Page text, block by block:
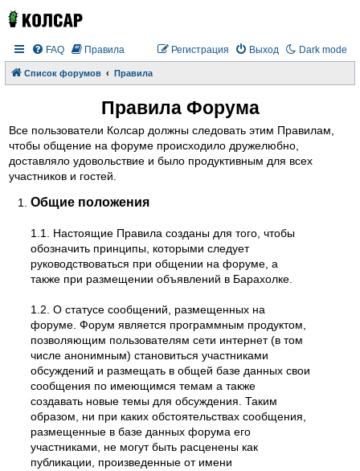
Dark mode
FAQ Правила Выход
Регистрация
Список форумов Правила
Правила Форума
Все пользователи Колсар должны следовать этим Правилам,
чтобы общение на форуме происходило дружелюбно,
доставляло удовольствие и было продуктивным для всех
участников и гостей.
Общие положения
1.1. Настоящие Правила созданы для того, чтобы
обозначить принципы, которыми следует
руководствоваться при общении на форуме, а
также при размещении объявлений в Барахолке.
1.2. О статусе сообщений, размещенных на
форуме. Форум является программным продуктом,
позволяющим пользователям сети интернет (в том
числе анонимным) становиться участниками
обсуждений и размещать в общей базе данных свои
сообщения по имеющимся темам а также
создавать новые темы для обсуждения. Таким
образом, ни при каких обстоятельствах сообщения,
размещенные в базе данных форума его
участниками, не могут быть расценены как
публикации, произведенные от имени